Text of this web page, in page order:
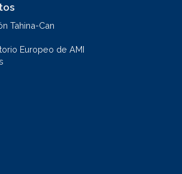
Tahina-Can
Europeo de AMI